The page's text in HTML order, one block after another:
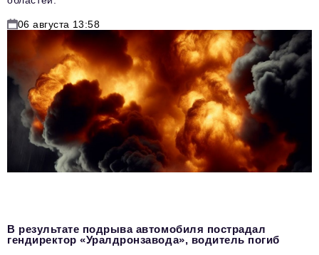
06 августа 13:58
В результате подрыва автомобиля пострадал
гендиректор «Уралдронзавода», водитель погиб